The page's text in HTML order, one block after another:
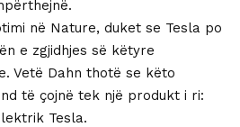
në Nature, duket se Tesla po
e zgjidhjes së këtyre
Vetë Dahn thotë se këto
të çojnë tek një produkt i ri:
Tesla.